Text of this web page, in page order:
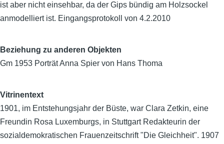
ist aber nicht einsehbar, da der Gips bündig am Holzsockel
anmodelliert ist. Eingangsprotokoll von 4.2.2010
Beziehung zu anderen Objekten
Gm 1953 Porträt Anna Spier von Hans Thoma
Vitrinentext
1901, im Entstehungsjahr der Büste, war Clara Zetkin, eine
Freundin Rosa Luxemburgs, in Stuttgart Redakteurin der
sozialdemokratischen Frauenzeitschrift "Die Gleichheit". 1907